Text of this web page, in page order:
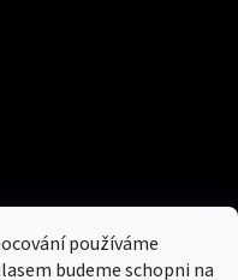
používáme
budeme schopni na